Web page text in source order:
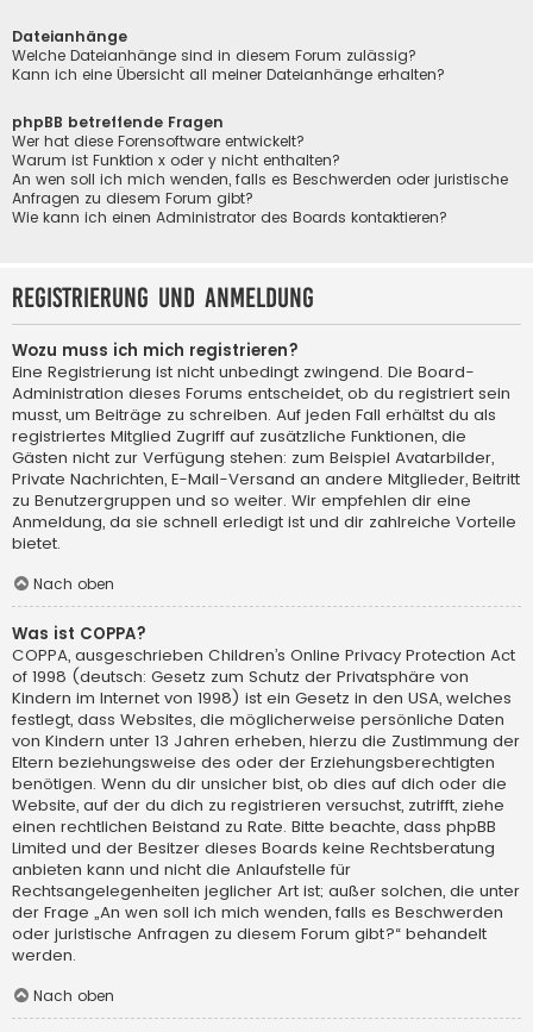
Dateianhänge
Welche Dateianhänge sind in diesem Forum zulässig?
Kann ich eine Übersicht all meiner Dateianhänge erhalten?
phpBB betreffende Fragen
Wer hat diese Forensoftware entwickelt?
Warum ist Funktion x oder y nicht enthalten?
An wen soll ich mich wenden, falls es Beschwerden oder juristische
Anfragen zu diesem Forum gibt?
Wie kann ich einen Administrator des Boards kontaktieren?
Registrierung und Anmeldung
Wozu muss ich mich registrieren?
Eine Registrierung ist nicht unbedingt zwingend. Die Board-
Administration dieses Forums entscheidet, ob du registriert sein
musst, um Beiträge zu schreiben. Auf jeden Fall erhältst du als
registriertes Mitglied Zugriff auf zusätzliche Funktionen, die
Gästen nicht zur Verfügung stehen: zum Beispiel Avatarbilder,
Private Nachrichten, E-Mail-Versand an andere Mitglieder, Beitritt
zu Benutzergruppen und so weiter. Wir empfehlen dir eine
Anmeldung, da sie schnell erledigt ist und dir zahlreiche Vorteile
bietet.
Nach oben
Was ist COPPA?
COPPA, ausgeschrieben Children’s Online Privacy Protection Act
of 1998 (deutsch: Gesetz zum Schutz der Privatsphäre von
Kindern im Internet von 1998) ist ein Gesetz in den USA, welches
festlegt, dass Websites, die möglicherweise persönliche Daten
von Kindern unter 13 Jahren erheben, hierzu die Zustimmung der
Eltern beziehungsweise des oder der Erziehungsberechtigten
benötigen. Wenn du dir unsicher bist, ob dies auf dich oder die
Website, auf der du dich zu registrieren versuchst, zutrifft, ziehe
einen rechtlichen Beistand zu Rate. Bitte beachte, dass phpBB
Limited und der Besitzer dieses Boards keine Rechtsberatung
anbieten kann und nicht die Anlaufstelle für
Rechtsangelegenheiten jeglicher Art ist; außer solchen, die unter
der Frage „An wen soll ich mich wenden, falls es Beschwerden
oder juristische Anfragen zu diesem Forum gibt?“ behandelt
werden.
Nach oben